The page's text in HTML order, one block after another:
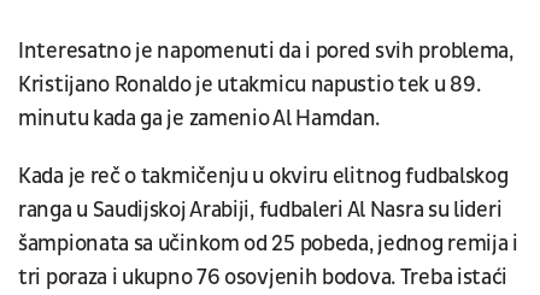
Interesatno je napomenuti da i pored svih problema,
Kristijano Ronaldo je utakmicu napustio tek u 89.
minutu kada ga je zamenio Al Hamdan.
Kada je reč o takmičenju u okviru elitnog fudbalskog
ranga u Saudijskoj Arabiji, fudbaleri Al Nasra su lideri
šampionata sa učinkom od 25 pobeda, jednog remija i
tri poraza i ukupno 76 osovjenih bodova. Treba istaći